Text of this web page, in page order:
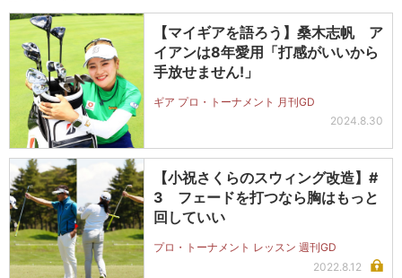
【マイギアを語ろう】桑木志帆 ア
イアンは8年愛用「打感がいいから
手放せません!」
ギア プロ・トーナメント 月刊GD
2024.8.30
【小祝さくらのスウィング改造】#
3 フェードを打つなら胸はもっと
回していい
プロ・トーナメント レッスン 週刊GD
2022.8.12